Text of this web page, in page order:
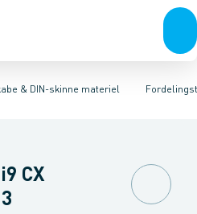
& DIN-skinne materiel
lampeudtagForgreningsmateriel
Fordelings-/byggepladstavler
for montagekasse
CX